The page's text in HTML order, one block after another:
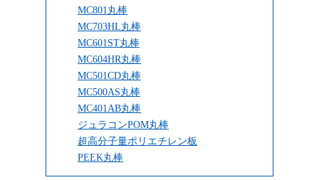
MC801丸棒
MC703HL丸棒
MC601ST丸棒
MC604HR丸棒
MC501CD丸棒
MC500AS丸棒
MC401AB丸棒
ジュラコンPOM丸棒
超高分子量ポリエチレン板
PEEK丸棒